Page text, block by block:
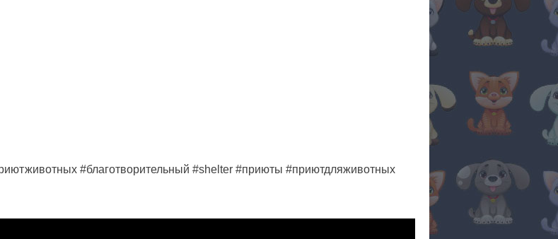
#благотворительный #shelter #приюты #приютдляживотных